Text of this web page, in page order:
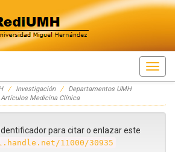
Investigación
Departamentos UMH
Artículos Medicina Clínica
para citar o enlazar este
11000/30935